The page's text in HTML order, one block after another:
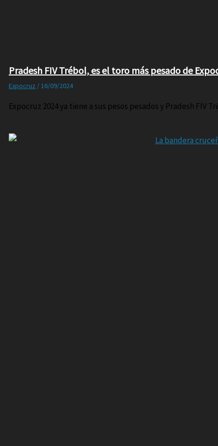
Pradesh FIV Trébol, es el toro más pesado de
Expocruz /16/09/2024
Expocruz 2024 ya tiene a sus pesos pesados y Pradesh